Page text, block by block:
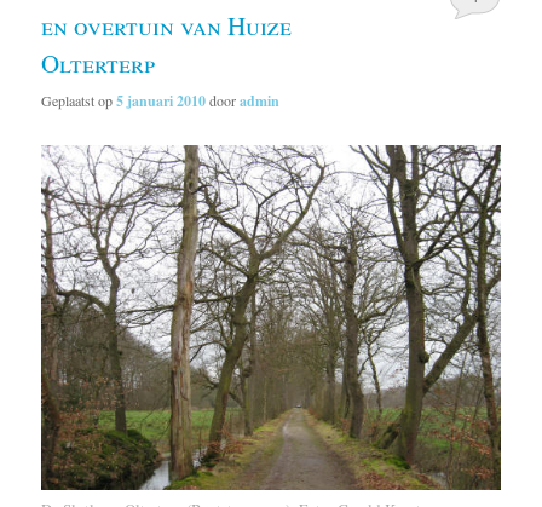
en overtuin van Huize
Olterterp
Geplaatst op5 januari 2010dooradmin